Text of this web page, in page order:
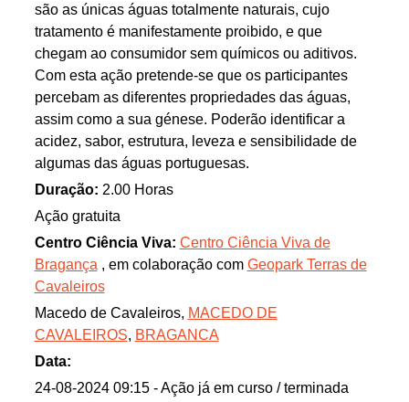
são as únicas águas totalmente naturais, cujo
tratamento é manifestamente proibido, e que
chegam ao consumidor sem químicos ou aditivos.
Com esta ação pretende-se que os participantes
percebam as diferentes propriedades das águas,
assim como a sua génese. Poderão identificar a
acidez, sabor, estrutura, leveza e sensibilidade de
algumas das águas portuguesas.
Duração: 2.00 Horas
Ação gratuita
Centro Ciência Viva: Centro Ciência Viva de
Bragança , em colaboração com Geopark Terras de
Cavaleiros
Macedo de Cavaleiros, MACEDO DE
CAVALEIROS, BRAGANCA
Data:
24-08-2024 09:15 - Ação já em curso / terminada